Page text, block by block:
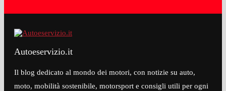
Autoeservizio.it
Il blog dedicato al mondo dei motori, con notizie su auto,
moto, mobilità sostenibile, motorsport e consigli utili per ogni